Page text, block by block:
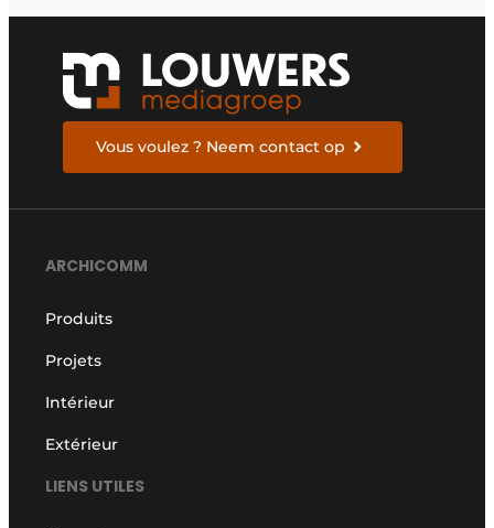
Vous voulez ? Neem contact op
ARCHICOMM
Produits
Projets
Intérieur
Extérieur
LIENS UTILES